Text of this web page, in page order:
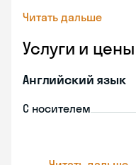
Читать дальше
Услуги и цены
Английский язык
С носителем